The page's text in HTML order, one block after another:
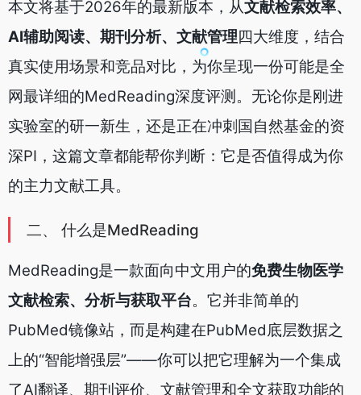
本文将基于2026年的最新版本，从文献检索效率、
AI辅助阅读、期刊分析、文献管理四大维度，结合
真实使用场景和竞品对比，为你呈现一份可能是全
网最详细的MedReading深度评测。无论你是刚进
实验室的研一新生，还是正在冲刺国自然基金的资
深PI，这篇文章都能帮你判断：它是否值得成为你
的主力文献工具。
二、 什么是MedReading
MedReading是一款面向中文用户的免费生物医学
文献检索、分析与获取平台。它并非简单的
PubMed镜像站，而是构建在PubMed底层数据之
上的“智能增强层”——你可以把它理解为一个集成
了AI翻译、期刊评价、文献管理和全文获取功能的